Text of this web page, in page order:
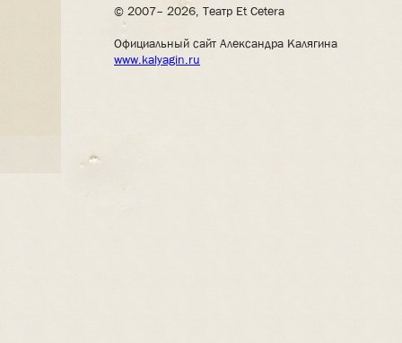
© 2007– 2026, Театр Et Cetera
Официальный сайт Александра Калягина
www.kalyagin.ru